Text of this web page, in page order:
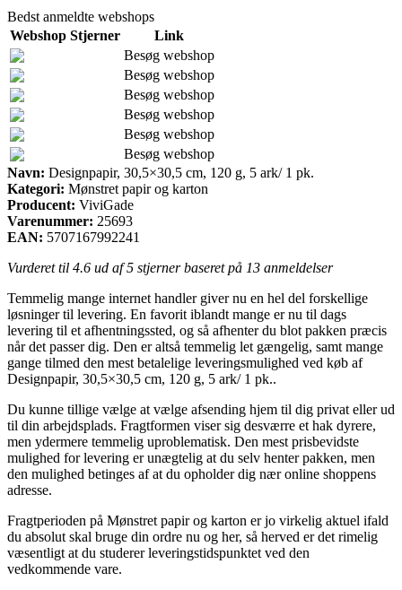
Bedst anmeldte webshops
Webshop Stjerner
Link
Besøg webshop
Besøg webshop
Besøg webshop
Besøg webshop
Besøg webshop
Besøg webshop
Navn: Designpapir, 30,5×30,5 cm, 120 g, 5 ark/ 1 pk.
Kategori: Mønstret papir og karton
Producent: ViviGade
Varenummer: 25693
EAN: 5707167992241
Vurderet til 4.6 ud af 5 stjerner baseret på 13 anmeldelser
Temmelig mange internet handler giver nu en hel del forskellige
løsninger til levering. En favorit iblandt mange er nu til dags
levering til et afhentningssted, og så afhenter du blot pakken præcis
når det passer dig. Den er altså temmelig let gængelig, samt mange
gange tilmed den mest betalelige leveringsmulighed ved køb af
Designpapir, 30,5×30,5 cm, 120 g, 5 ark/ 1 pk..
Du kunne tillige vælge at vælge afsending hjem til dig privat eller ud
til din arbejdsplads. Fragtformen viser sig desværre et hak dyrere,
men ydermere temmelig uproblematisk. Den mest prisbevidste
mulighed for levering er unægtelig at du selv henter pakken, men
den mulighed betinges af at du opholder dig nær online shoppens
adresse.
Fragtperioden på Mønstret papir og karton er jo virkelig aktuel ifald
du absolut skal bruge din ordre nu og her, så herved er det rimelig
væsentligt at du studerer leveringstidspunktet ved den
vedkommende vare.